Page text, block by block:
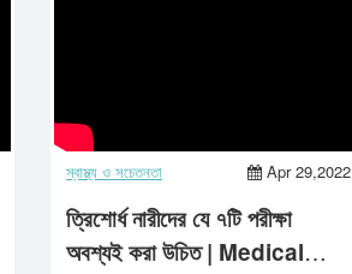
স্বাস্থ্য ও সচেতনতা Apr 29,2022
ত্রিশোর্ধ নারীদের যে ৭টি পরীক্ষা
অবশ্যই করা উচিত | Medical